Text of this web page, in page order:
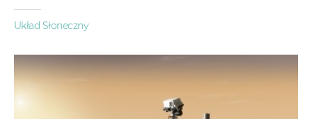
Marsa od...
Układ Słoneczny